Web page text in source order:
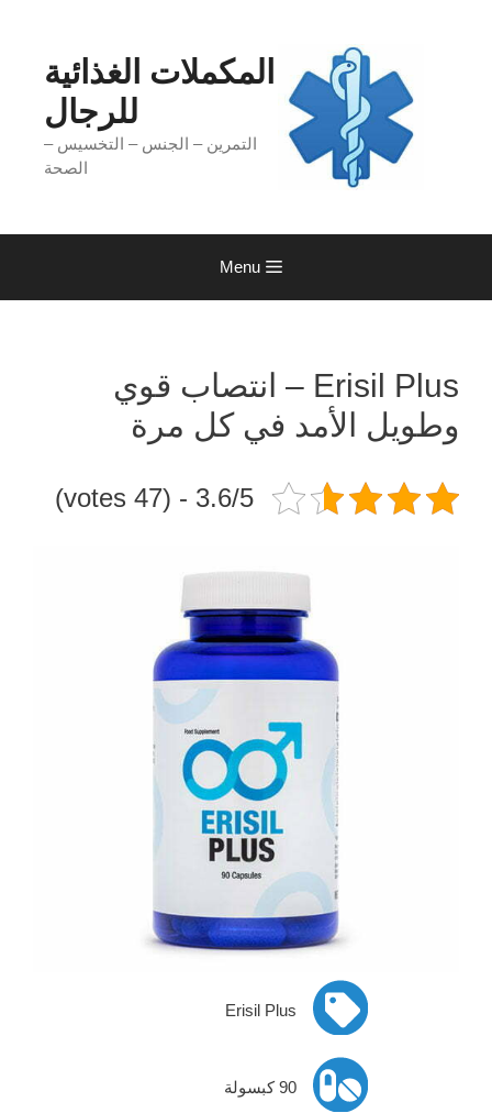
المكملات الغذائية
للرجال
التمرين – الجنس – التخسيس –
الصحة
Menu
Erisil Plus – انتصاب قوي
وطويل الأمد في كل مرة
3.6/5 - (47 votes)
Erisil Plus
90 كبسولة